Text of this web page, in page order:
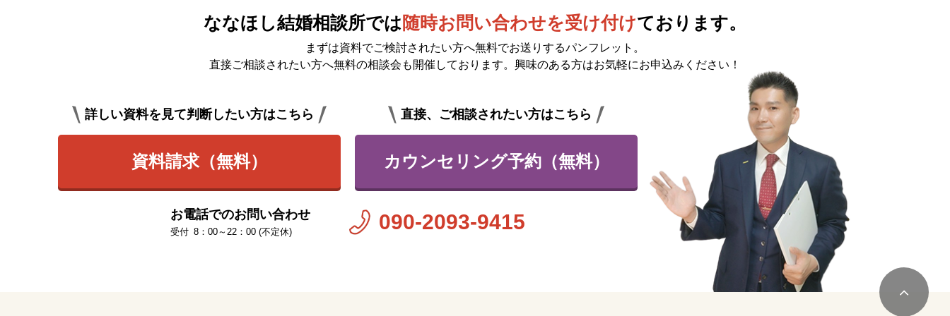
ななほし結婚相談所では 随時お問い合わせを受け付けております。
まずは資料でご検討されたい方へ無料でお送りするパンフレット。
直接ご相談されたい方へ無料の相談会も開催しております。興味のある方はお気軽にお申込みください！
詳しい資料を見て判断したい方はこちら
資料請求（無料）
直接、ご相談されたい方はこちら
カウンセリング予約（無料）
お電話でのお問い合わせ
8：00～22：00 (不定休) 090-2093-9415